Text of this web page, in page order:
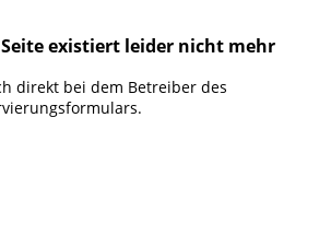
existiert leider nicht mehr
direkt bei dem Betreiber des